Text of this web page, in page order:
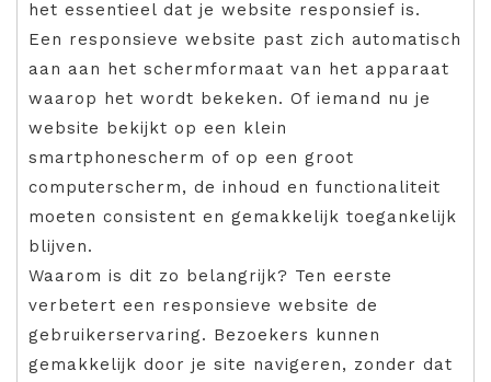
het essentieel dat je website responsief is.
Een responsieve website past zich automatisch
aan aan het schermformaat van het apparaat
waarop het wordt bekeken. Of iemand nu je
website bekijkt op een klein
smartphonescherm of op een groot
computerscherm, de inhoud en functionaliteit
moeten consistent en gemakkelijk toegankelijk
blijven.
Waarom is dit zo belangrijk? Ten eerste
verbetert een responsieve website de
gebruikerservaring. Bezoekers kunnen
gemakkelijk door je site navigeren, zonder dat